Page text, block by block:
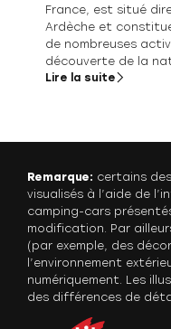
France, est situé
Ardèche et
de nombreuses
découverte de la
Lire la suite
Remarque: certains
visualisés à l’aide de
camping-cars
modification. Par
(par exemple, des
l’environnement
numériquement. Les
des différences de